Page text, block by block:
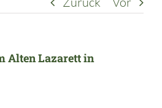
Alten Lazarett in